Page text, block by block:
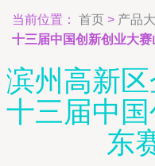
当前位置： 首页 > 产品
十三届中国创新创业大
滨州高新
十三届中
东